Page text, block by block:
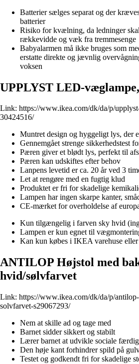
Batterier sælges separat og der
batterier
Risiko for kvælning, da ledninger
rækkevidde og væk fra tremmesenge
Babyalarmen må ikke bruges som
erstatte direkte og jævnlig
voksen
UPPLYST LED-
Link: https://www.ikea.com/dk/da/p/
30424516/
Muntret design og hyggeligt lys, der
Gennemgået strenge sikkerhedstest
Pæren giver et blødt lys, perfekt til
Pæren kan udskiftes efter behov
Lanpens levetid er ca. 20 år ved 3
Let at rengøre med en fugtig klud
Produktet er fri for skadelige
Lampen har ingen skarpe kanter,
CE-mærket for overholdelse af
Kun tilgængelig i farven sky hvid
Lampen er kun egnet til
Kan kun købes i IKEA varehuse
ANTILOP Højstol med
hvid/sølvfarvet
Link: https://www.ikea.com/dk/da/p/
solvfarvet-s29067293/
Nem at skille ad og tage med
Barnet sidder sikkert og stabilt
Lærer barnet at udvikle sociale
Den høje kant forhindrer spild på
Testet og godkendt fri for skadelige